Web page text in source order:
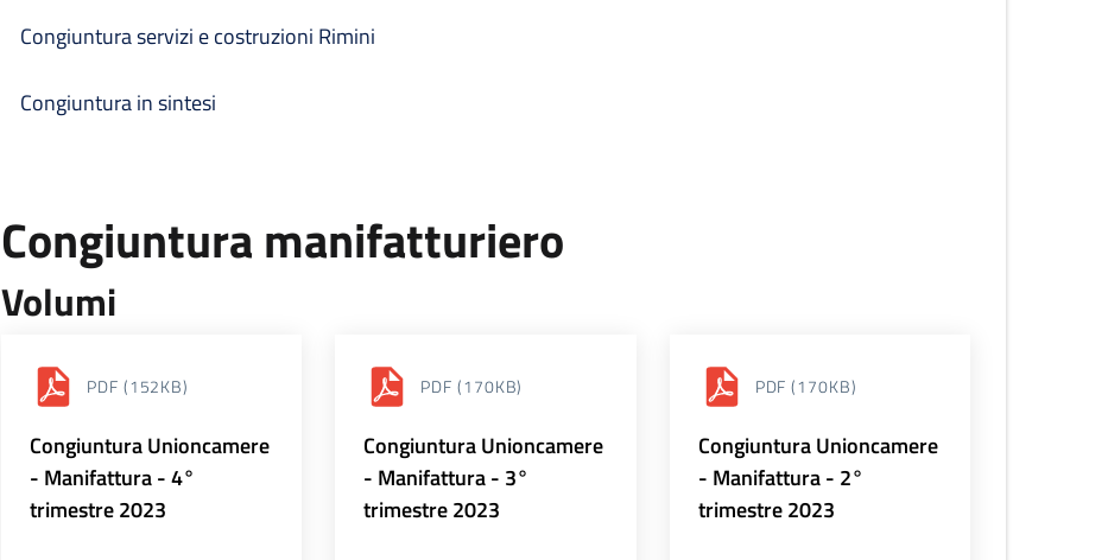
Congiuntura servizi e costruzioni Rimini
Congiuntura in sintesi
Congiuntura manifatturiero
Volumi
PDF (152KB)
Congiuntura Unioncamere
- Manifattura - 4°
trimestre 2023
PDF (170KB)
Congiuntura Unioncamere
- Manifattura - 3°
trimestre 2023
PDF (170KB)
Congiuntura Unioncamere
- Manifattura - 2°
trimestre 2023